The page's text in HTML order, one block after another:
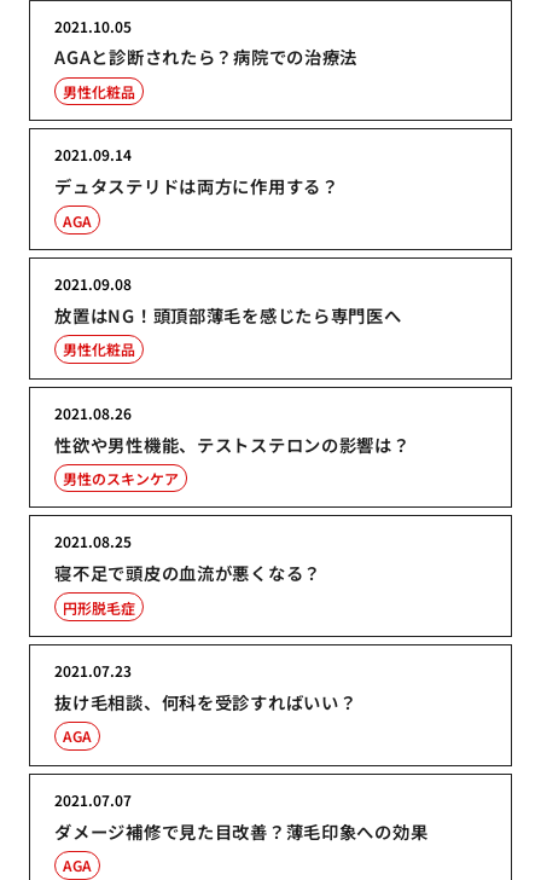
AGAと診断されたら？病院での治療法
2021.10.05
男性化粧品
デュタステリドは両方に作用する？
2021.09.14
AGA
放置はNG！頭頂部薄毛を感じたら専門医へ
2021.09.08
男性化粧品
性欲や男性機能、テストステロンの影響は？
2021.08.26
男性のスキンケア
寝不足で頭皮の血流が悪くなる？
2021.08.25
円形脱毛症
抜け毛相談、何科を受診すればいい？
2021.07.23
AGA
ダメージ補修で見た目改善？薄毛印象への効果
2021.07.07
AGA